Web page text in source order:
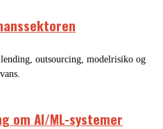
outsourcing, modelrisiko og
om AI/ML-systemer